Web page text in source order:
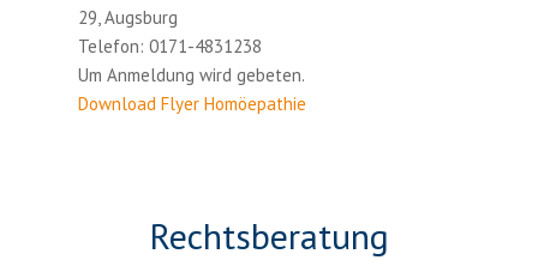
29, Augsburg
Telefon: 0171-4831238
Um Anmeldung wird gebeten.
Download Flyer Homöepathie
Rechtsberatung